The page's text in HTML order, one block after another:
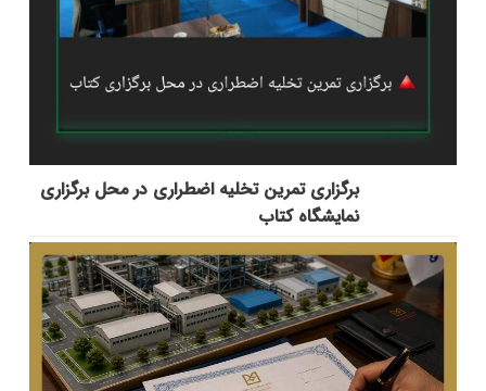
برگزاری تمرین تخلیه اضطراری در محل برگزاری
نمایشگاه کتاب